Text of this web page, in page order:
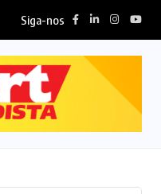
Siga-nos